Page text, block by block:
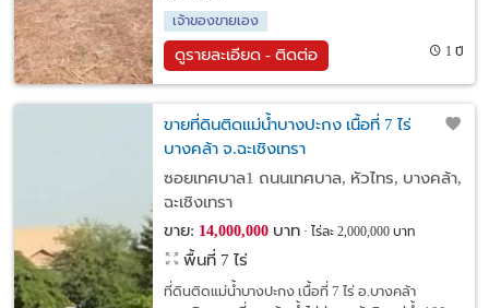
เจ้าของขายเอง
ดูรายละเอียด - ติดต่อ 1 ปี
ขายที่ดินติดแม่น้ำบางปะกง เนื้อที่ 7 ไร่
บางคล้า จ.ฉะเชิงเทรา
ซอยเทศบาล1 ถนนเทศบาล, หัวไทร, บางคล้า,
ฉะเชิงเทรา
ขาย: 14,000,000บาท ไร่ละ 2,000,000 บาท
พื้นที่ 7 ไร่
ที่ดินติดแม่น้ำบางปะกง เนื้อที่ 7 ไร่ อ.บางคล้า